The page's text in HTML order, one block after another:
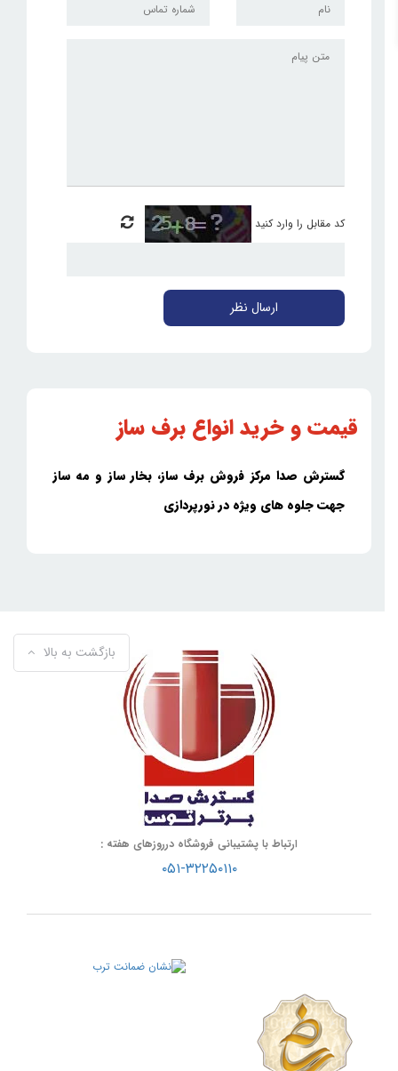
کد مقابل را وارد کنید
ارسال نظر
قیمت و خرید انواع برف ساز
گسترش صدا مرکز فروش برف ساز، بخار ساز و مه ساز
جهت جلوه های ویژه در نورپردازی
بازگشت به بالا
ارتباط با پشتیبانی فروشگاه درروزهای هفته :
۰۵۱-۳۲۲۵۰۱۱۰